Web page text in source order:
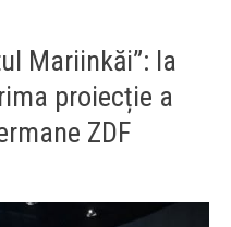
Mariinkăi”: la
proiecție a
ZDF